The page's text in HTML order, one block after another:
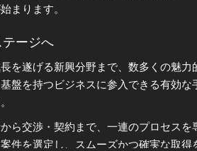
投資家と分か
健全な財
市場に対
継続的な事
投資家の
これらすべて
まります。
ージへ
を遂げる新興分野まで、数多くの魅力
盤を持つビジネスに参入できる有効な
ら交渉・契約まで、一連のプロセスを
件を選定し、スムーズかつ確実な取得